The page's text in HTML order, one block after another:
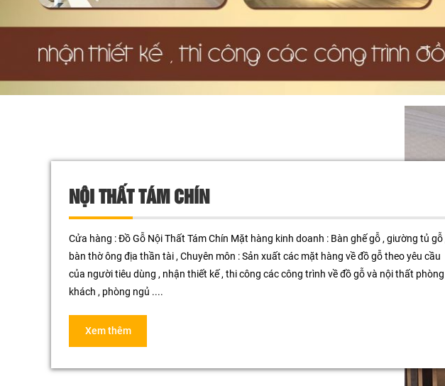
NỘI THẤT TÁM CHÍN
Cửa hàng : Đồ Gỗ Nội Thất Tám Chín Mặt hàng kinh doanh : Bàn ghế gỗ , giường tủ gỗ ,
bàn thờ ông địa thần tài , Chuyên môn : Sản xuất các mặt hàng về đồ gỗ theo yêu cầu
của người tiêu dùng , nhận thiết kế , thi công các công trình về đồ gỗ và nội thất phòng
khách , phòng ngủ ....
Xem thêm